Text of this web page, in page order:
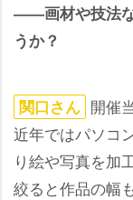
――画材や技法な
うか？
関口さん 開催
近年ではパソコ
り絵や写真を加
絞ると作品の幅